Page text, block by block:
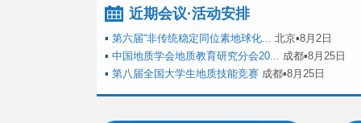
近期会议·活动安排
▪ 第六届“非传统稳定同位素地球化... 北京▪8月2日
▪ 中国地质学会地质教育研究分会20... 成都▪8月25日
▪ 第八届全国大学生地质技能竞赛 成都▪8月25日